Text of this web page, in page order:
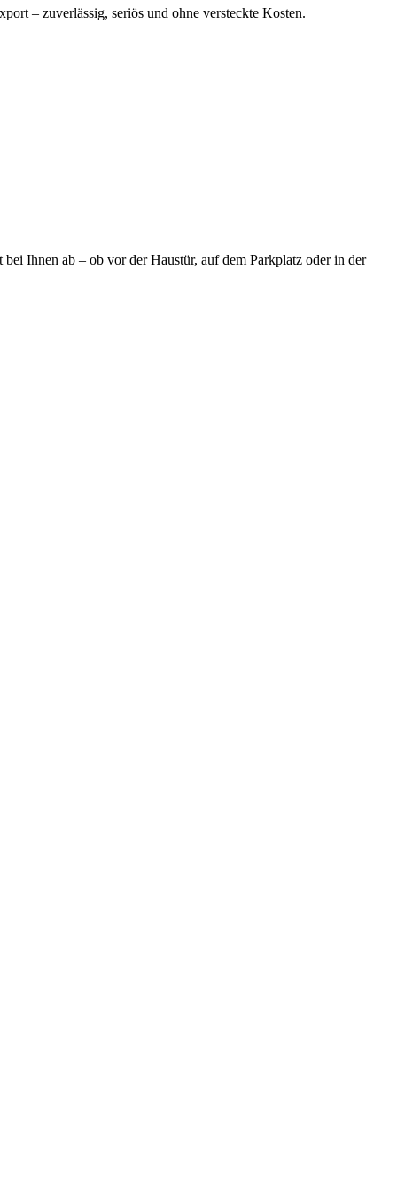
– zuverlässig, seriös und ohne versteckte Kosten.
Ihnen ab – ob vor der Haustür, auf dem Parkplatz oder in der